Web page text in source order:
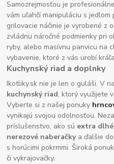
Samozrejmosťou je profesionálne
vám uľahčí manipuláciu s
grilovacie náčinie je vyrobené z
zvládnu náročné podmienky pri
ryby, alebo masívnu panvicu na
vybavenie, ktoré z vás urobí
Kuchynský riad a doplnky
Ikotliky.sk nie je len o guláši. V
kuchynský riad, ktorý využijete
Vyberte si z našej ponuky
vynikajú svojou odolnosťou.
príslušenstvo, ako sú extra dlhé
nerezové naberačkya ďalšie
s horúcimi pokrmmi. Široká
či vykrajovačky.